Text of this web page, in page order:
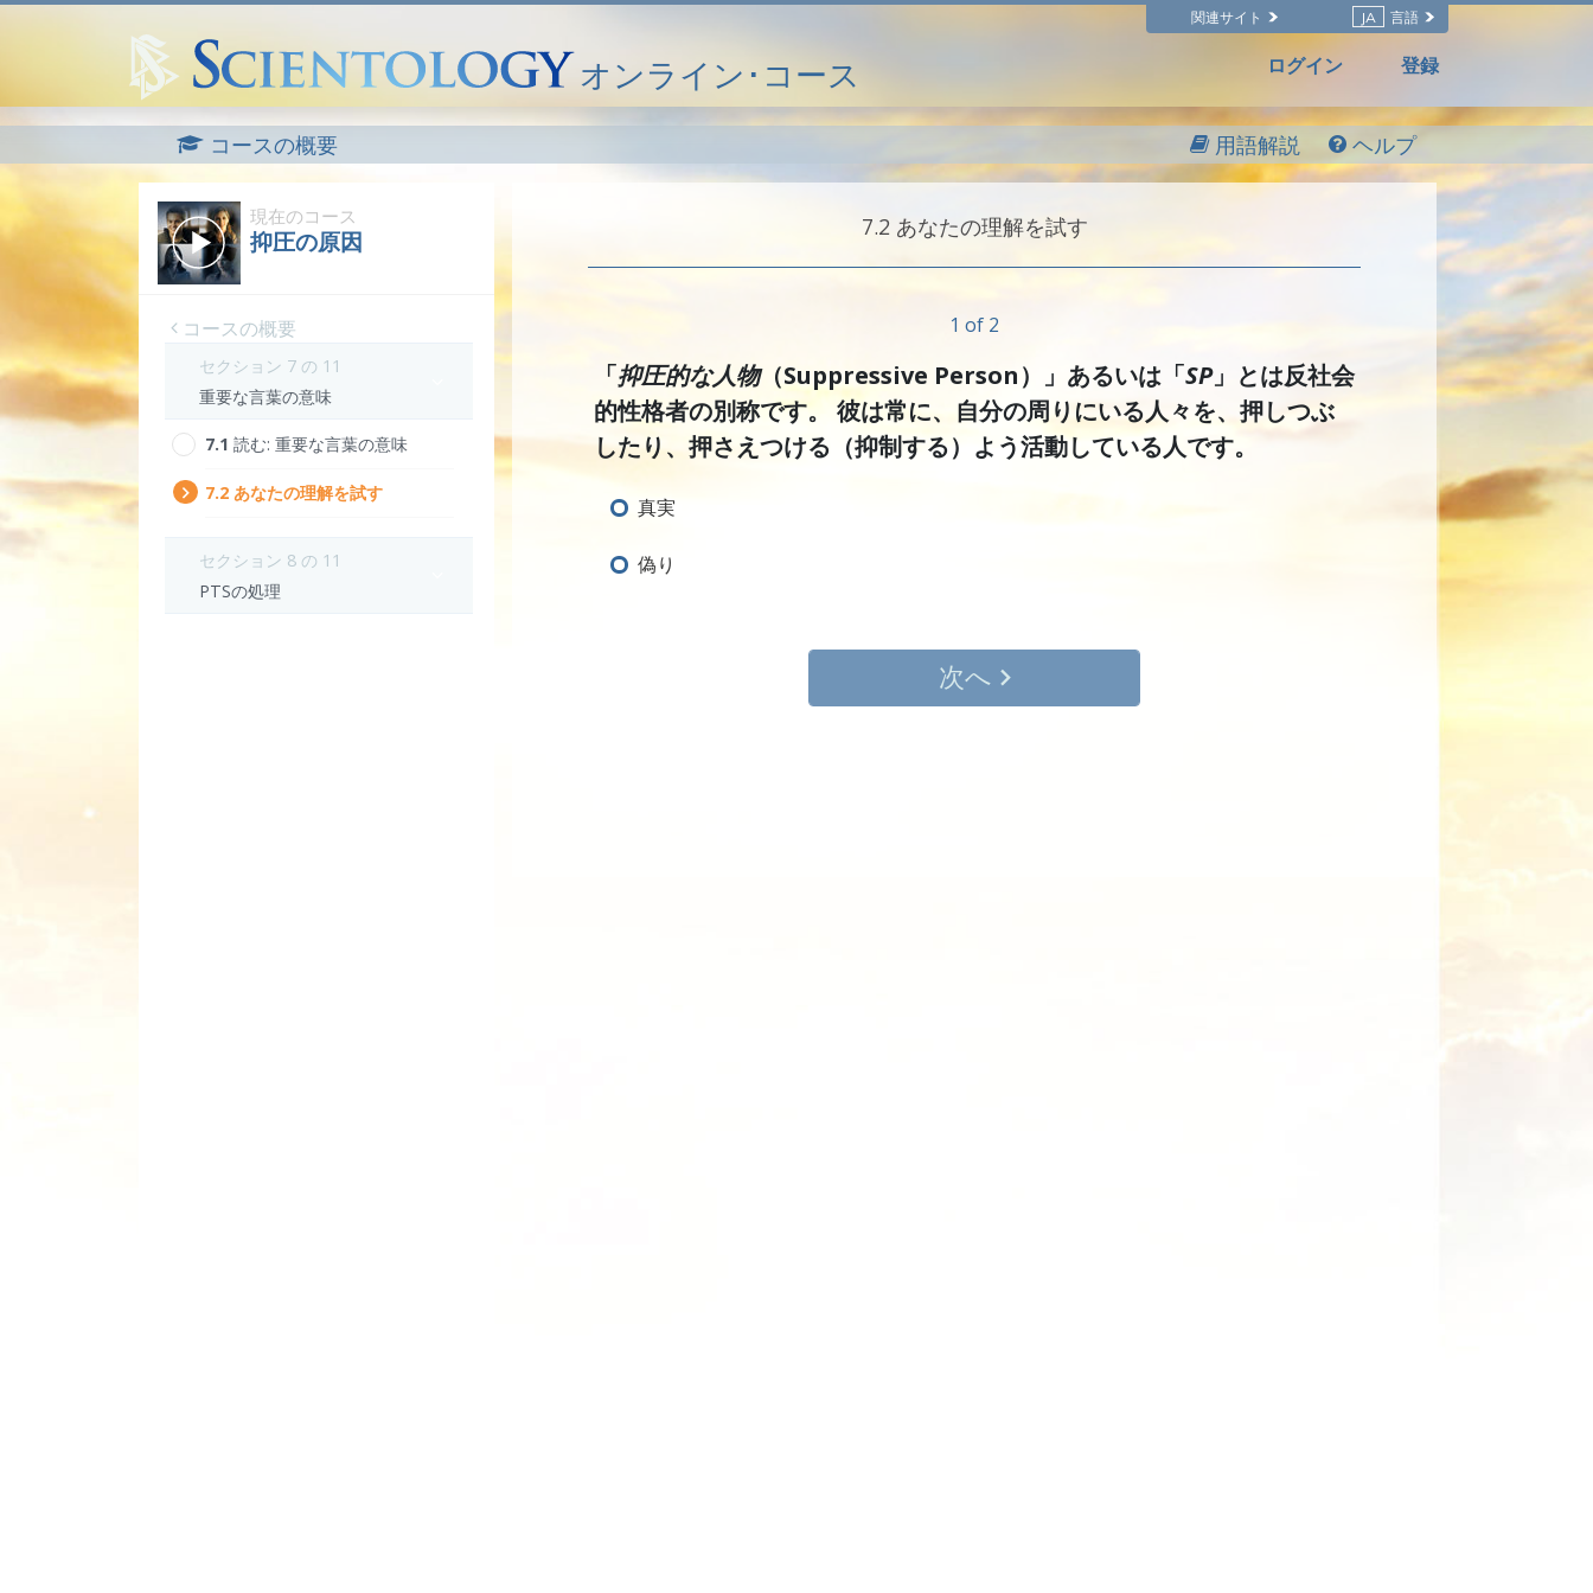
関連サイト JA 言語
オンライン･コース ログイン 登録
コースの概要 用語解説 ヘルプ
現在のコース
抑圧の原因
コースの概要
セクション 7 の 11
重要な言葉の意味
7.‎1 読む: 重要な言葉の意味
7.‎2 あなたの理解を試す
セクション 8 の 11
PTSの処理
7.‎2 あなたの理解を試す
1 of 2
「抑圧的な人物（Suppressive Person）」あるいは「SP」とは反社会
的性格者の別称です。 彼は常に、自分の周りにいる人々を、押しつぶ
したり、押さえつける（抑制する）よう活動している人です。
真実
偽り
次へ